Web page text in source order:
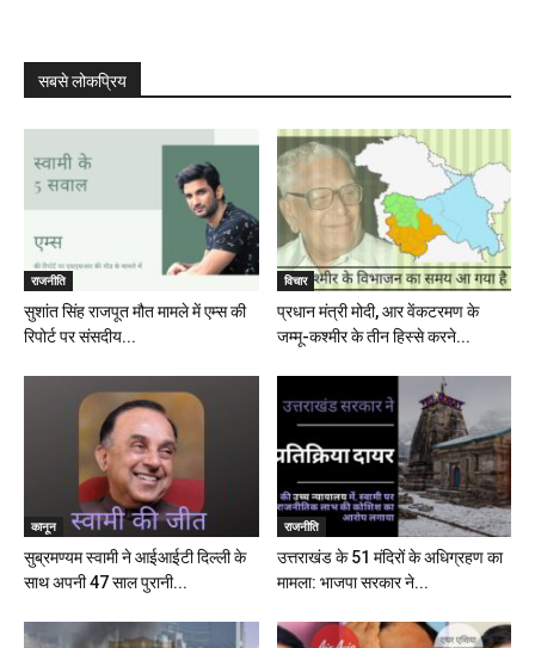
सबसे लोकप्रिय
राजनीति
सुशांत सिंह राजपूत मौत मामले में एम्स की
रिपोर्ट पर संसदीय...
विचार
प्रधान मंत्री मोदी, आर वेंकटरमण के
जम्मू-कश्मीर के तीन हिस्से करने...
कानून
सुब्रमण्यम स्वामी ने आईआईटी दिल्ली के
साथ अपनी 47 साल पुरानी...
राजनीति
उत्तराखंड के 51 मंदिरों के अधिग्रहण का
मामला: भाजपा सरकार ने...